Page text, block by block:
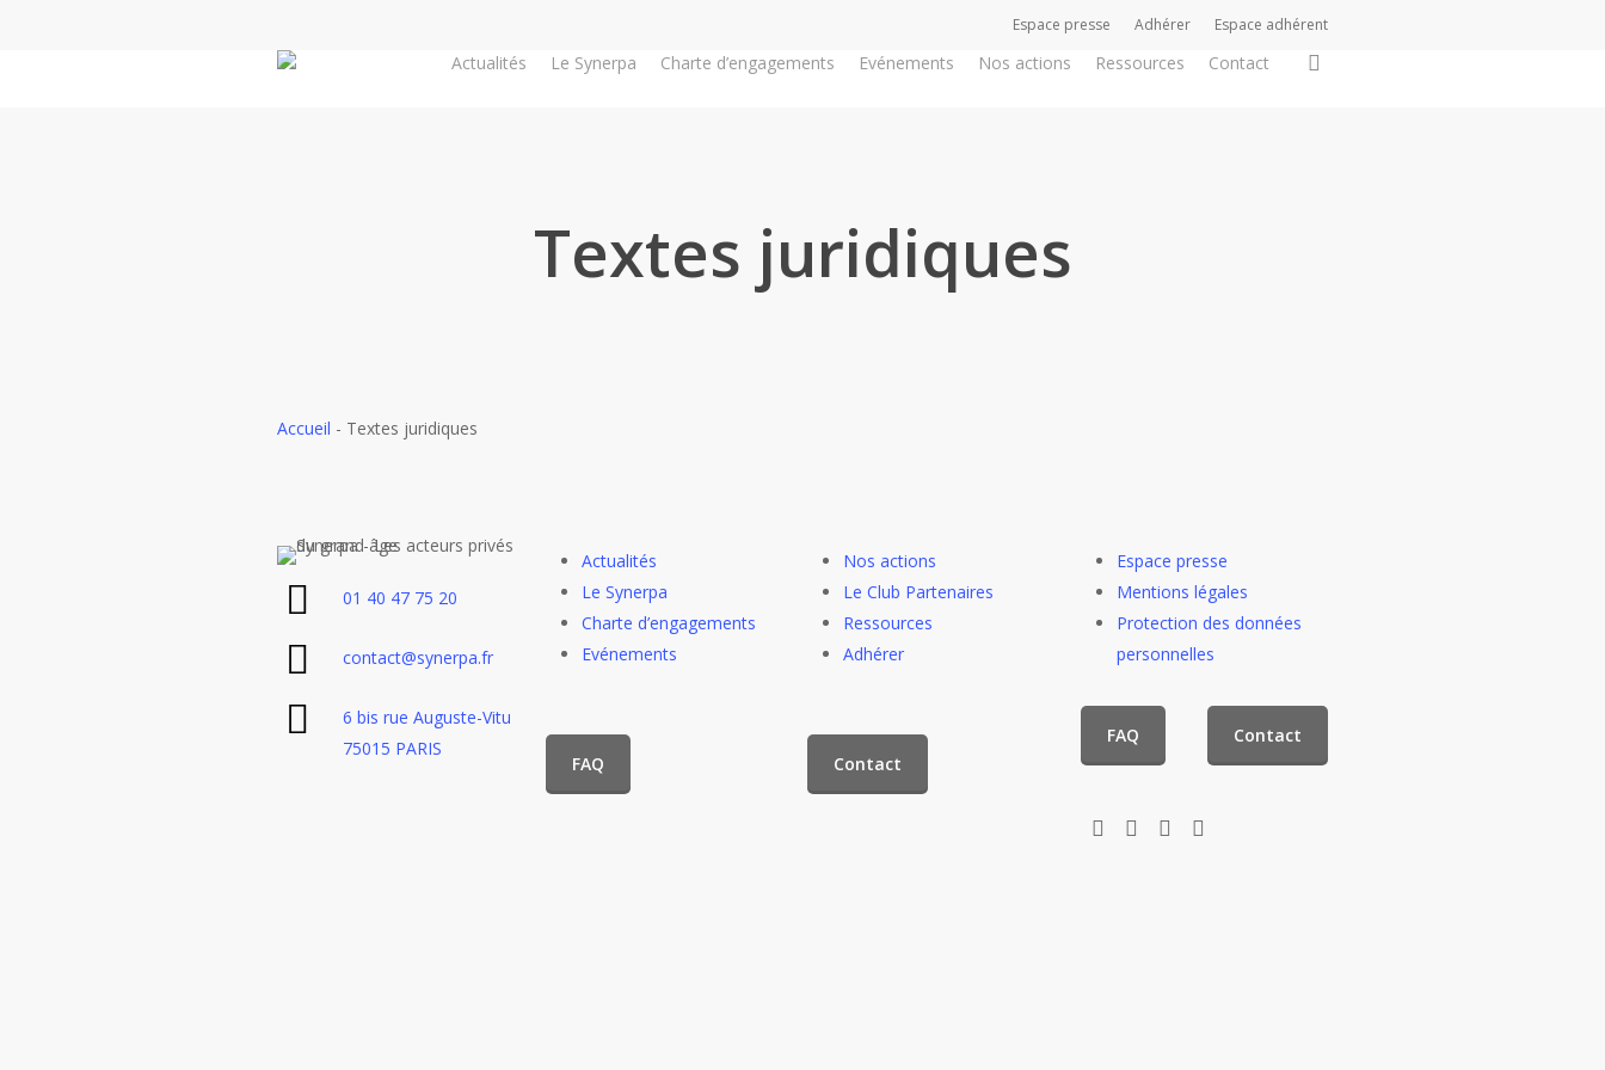
Espace presse Adhérer Espace adhérent
Actualités Le Synerpa Charte d’engagements Evénements Nos actions Ressources Contact
Textes juridiques
Accueil - Textes juridiques
01 40 47 75 20
contact@synerpa.fr
6 bis rue Auguste-Vitu
75015 PARIS
Actualités
Le Synerpa
Charte d’engagements
Evénements
Nos actions
Le Club Partenaires
Ressources
Adhérer
FAQ Contact
Espace presse
Mentions légales
Protection des données
personnelles
FAQ Contact